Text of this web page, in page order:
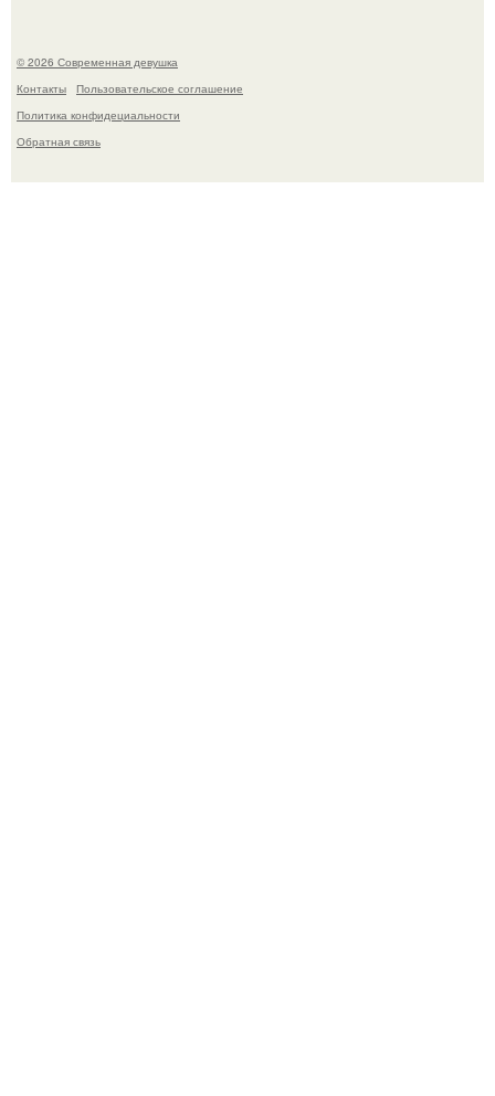
© 2026 Современная девушка
Контакты
Пользовательское соглашение
Политика конфидециальности
Обратная связь